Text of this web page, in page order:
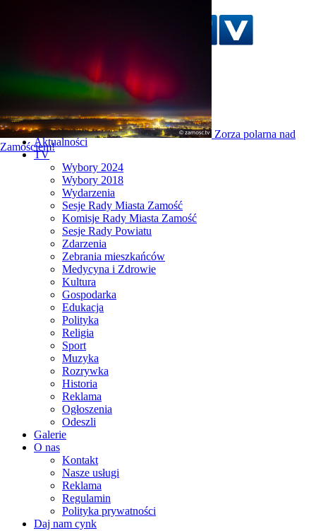
Szukaj w serwisie
Strona główna
Aktualności
TV
Wybory 2024
Wybory 2018
Wydarzenia
Sesje Rady Miasta Zamość
Komisje Rady Miasta Zamość
Sesje Rady Powiatu
Zdarzenia
Zebrania mieszkańców
Medycyna i Zdrowie
Kultura
Gospodarka
Edukacja
Polityka
Religia
Sport
Muzyka
Rozrywka
Historia
Reklama
Ogłoszenia
Odeszli
Galerie
O nas
Kontakt
Nasze usługi
Reklama
Regulamin
Polityka prywatności
Daj nam cynk
Zorza polarna nad
Zamościem!